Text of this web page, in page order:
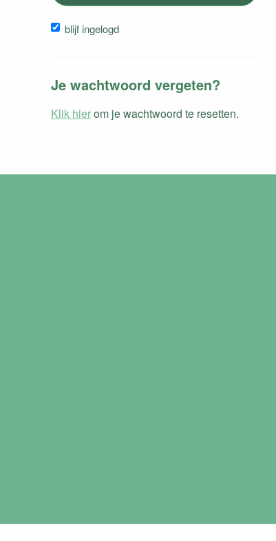
blijf ingelogd
Je wachtwoord vergeten?
Klik hierom je wachtwoord te resetten.